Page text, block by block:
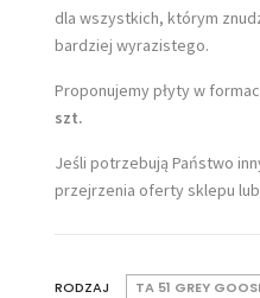
dla wszystkich, którym
bardziej wyrazistego.
Proponujemy płyty w
szt.
Jeśli potrzebują Państwo
przejrzenia oferty sklepu
RODZAJ TA 51 GREY